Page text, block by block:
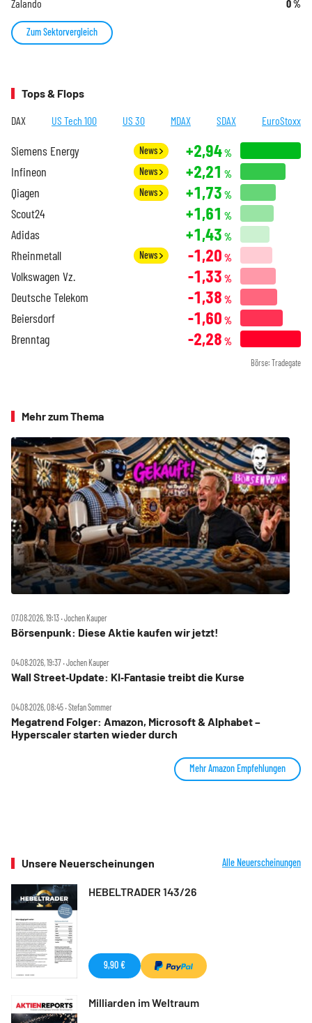
Zalando 0%
Zum Sektorvergleich
Tops & Flops
DAX US Tech 100 US 30 MDAX SDAX EuroStoxx
Siemens Energy News +2,94%
Infineon News +2,21 %
Qiagen News +1,73 %
Scout24 +1,61 %
Adidas +1,43 %
Rheinmetall News -1,20 %
Volkswagen Vz. -1,33 %
Deutsche Telekom -1,38 %
Beiersdorf -1,60 %
Brenntag -2,28 %
Börse: Tradegate
Mehr zum Thema
07.08.2026, 19:13 ‧ Jochen Kauper
Börsenpunk: Diese Aktie kaufen wir jetzt!
04.08.2026, 19:37 ‧ Jochen Kauper
Wall Street‑Update: KI‑Fantasie treibt die Kurse
04.08.2026, 08:45 ‧ Stefan Sommer
Megatrend Folger: Amazon, Microsoft & Alphabet –
Hyperscaler starten wieder durch
Mehr Amazon Empfehlungen
Unsere Neuerscheinungen Alle Neuerscheinungen
HEBELTRADER 143/26
9,90 €
Milliarden im Weltraum